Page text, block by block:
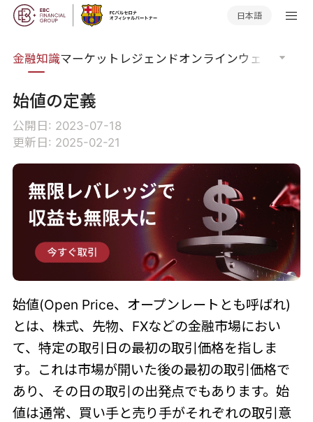
日本語
金融知識マーケットレジェンドオンラインウェビナー
始値の定義
公開日: 2023-07-18
更新日: 2025-02-21
始値(Open Price、オープンレートとも呼ばれ)
とは、株式、先物、FXなどの金融市場におい
て、特定の取引日の最初の取引価格を指しま
す。これは市場が開いた後の最初の取引価格で
あり、その日の取引の出発点でもあります。始
値は通常、買い手と売り手がそれぞれの取引意